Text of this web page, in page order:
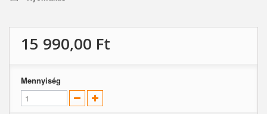
15 990,00 Ft‎
Mennyiség